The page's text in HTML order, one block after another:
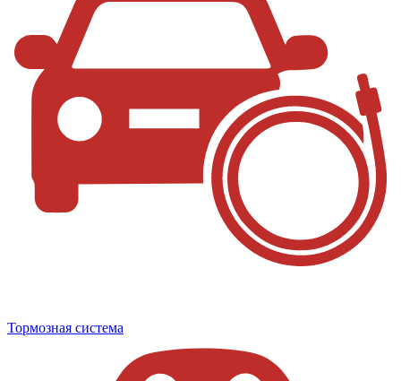
Тормозная система